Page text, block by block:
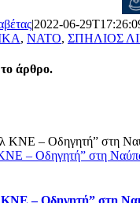
|2022-06-
, ΝΑΤΟ, ΣΠΗΛΙΟΣ
άρθρο.
– Οδηγητή” στη